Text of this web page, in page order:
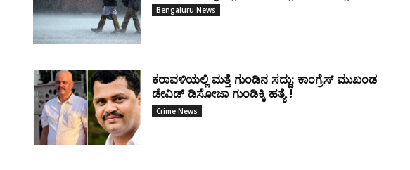
Bengaluru News
ಕರಾವಳಿಯಲ್ಲಿ ಮತ್ತೆ ಗುಂಡಿನ ಸದ್ದು; ಕಾಂಗ್ರೆಸ್ ಮುಖಂಡ
ಡೇವಿಡ್ ಡಿಸೋಜಾ ಗುಂಡಿಕ್ಕಿ ಹತ್ಯೆ !
Crime News